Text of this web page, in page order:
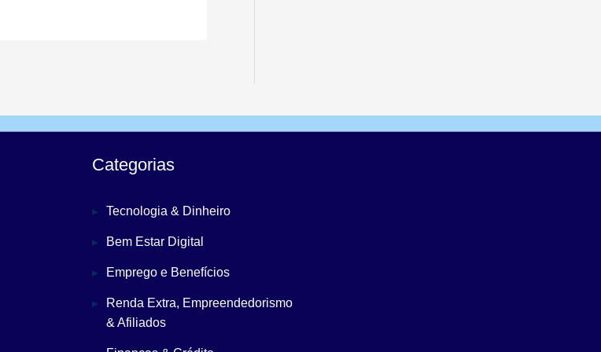
Categorias
Tecnologia & Dinheiro
Bem Estar Digital
Emprego e Benefícios
Renda Extra, Empreendedorismo
& Afiliados